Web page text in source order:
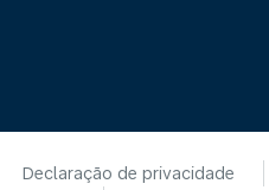
Declaração de privacidade